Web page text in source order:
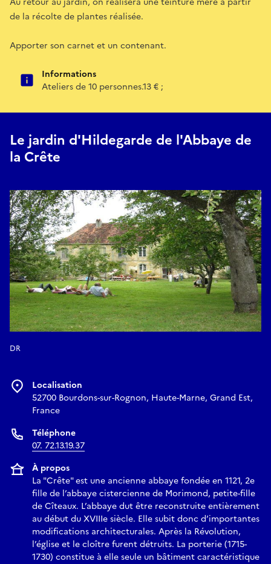
de la récolte de plantes réalisée.
Apporter son carnet et un contenant.
Informations
Ateliers de 10 personnes.13 € ;
Le jardin d'Hildegarde de l'Abbaye de
la Crête
DR
Localisation
52700 Bourdons-sur-Rognon, Haute-Marne, Grand Est,
France
Téléphone
07. 72.13.19.37
À propos
La "Crête" est une ancienne abbaye fondée en 1121, 2e
fille de l’abbaye cistercienne de Morimond, petite-fille
de Cîteaux. L’abbaye dut être reconstruite entièrement
au début du XVIIIe siècle. Elle subit donc d’importantes
modifications architecturales. Après la Révolution,
l’église et le cloître furent détruits. La porterie (1715-
1730) constitue à elle seule un bâtiment caractéristique